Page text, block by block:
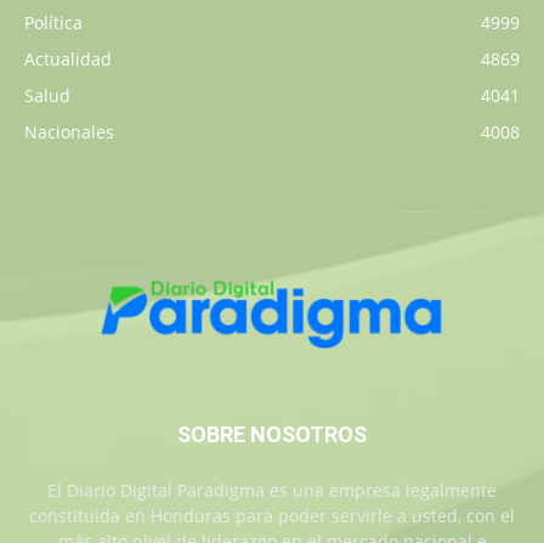
Política
4999
Actualidad
4869
Salud
4041
Nacionales
4008
SOBRE NOSOTROS
El Diario Digital Paradigma es una empresa legalmente
constituida en Honduras para poder servirle a usted, con el